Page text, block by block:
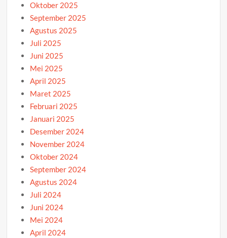
Oktober 2025
September 2025
Agustus 2025
Juli 2025
Juni 2025
Mei 2025
April 2025
Maret 2025
Februari 2025
Januari 2025
Desember 2024
November 2024
Oktober 2024
September 2024
Agustus 2024
Juli 2024
Juni 2024
Mei 2024
April 2024